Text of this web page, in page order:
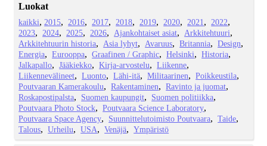
Luokat
kaikki 2015 2016 2017 2018 2019 2020 2021
2022
2023
2024 2025 2026 Ajankohtaiset asiat
Arkkitehtuuri
Arkkitehtuurin historia
Asia lyhyt Avaruus Britannia
Design
Energia
Eurooppa Graafinen / Graphic Helsinki
Historia
Jalkapallo
Jääkiekko Kirja-arvostelu
Liikenne
Liikennevälineet
Luonto Lähi-itä Militaarinen
Poikkeustila
Poutvaaran Kamerakoulu
Rakentaminen
Ravinto ja juomat
Roskapostipalsta
Suomen kaupungit
Suomen politiikka
Poutvaara Photo Stock
Poutvaara Science Laboratory
Poutvaara Space Agency
Suunnittelutoimisto Poutvaara
Taide
Talous
Urheilu USA Venäjä Ympäristö